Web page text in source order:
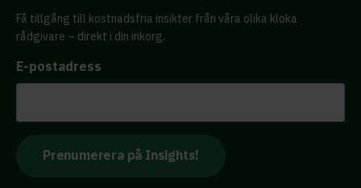
Få tillgång till kostnadsfria insikter från våra olika kloka
rådgivare – direkt i din inkorg.
E-postadress